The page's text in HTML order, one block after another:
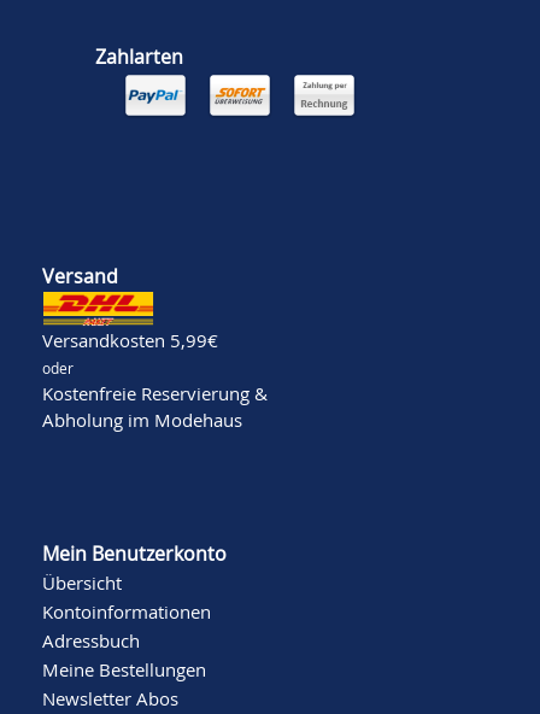
Zahlarten
Versand
Versandkosten 5,99€
oder
Kostenfreie Reservierung &
Abholung im Modehaus
Mein Benutzerkonto
Übersicht
Kontoinformationen
Adressbuch
Meine Bestellungen
Newsletter Abos